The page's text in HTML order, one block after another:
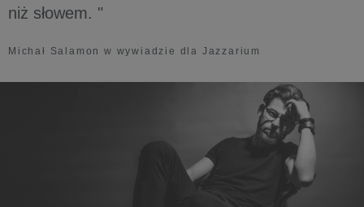
niż słowem. "
Michał Salamon w wywiadzie dla Jazzarium